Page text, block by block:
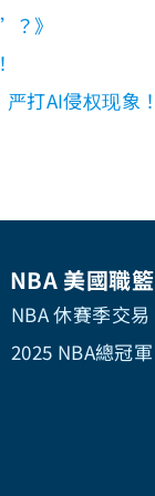
》
打AI侵权现象！
NBA 美國職籃
NBA 休賽季交易
2025 NBA總冠軍